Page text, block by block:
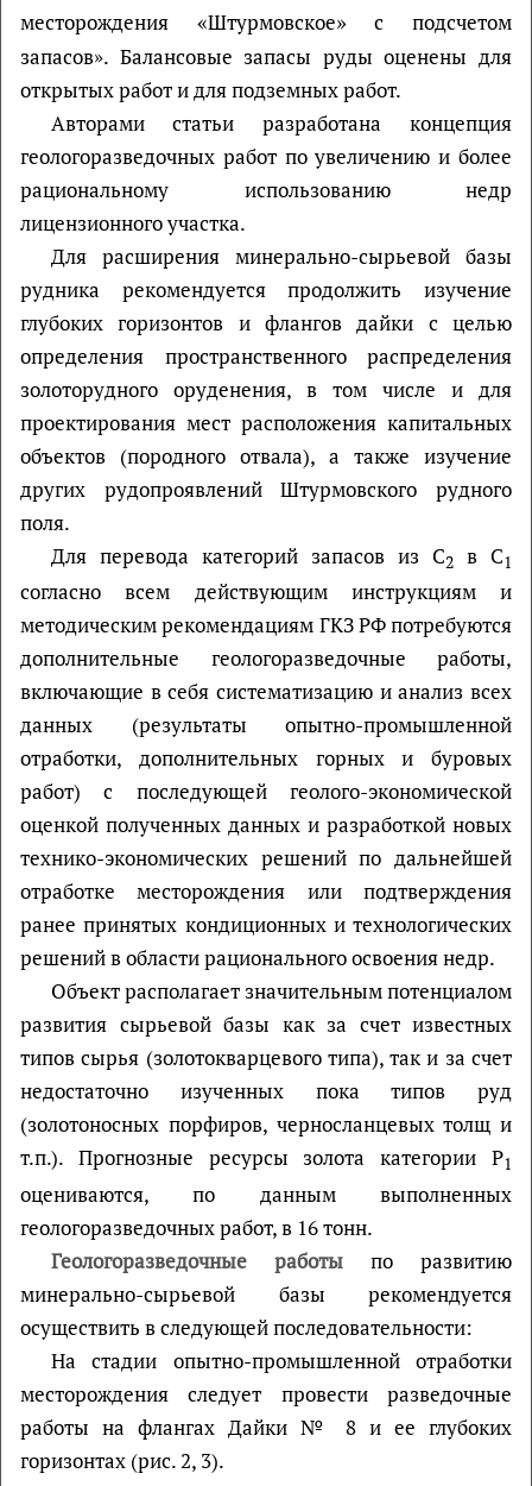
месторождения «Штурмовское»с подсчетом
запасов». Балансовые запасы руды оценены для
открытых работ и для подземных работ.
Авторами статьи разработана концепция
геологоразведочных работ по увеличению и более
рациональному использованию недр
лицензионного участка.
Для расширения минерально-сырьевой базы
рудника рекомендуется продолжить изучение
глубоких горизонтов и флангов дайки с целью
определения пространственного распределения
золоторудного оруденения, в том числе и для
проектирования мест расположения капитальных
объектов (породного отвала), а также изучение
других рудопроявлений Штурмовского рудного
поля.
Для перевода категорий запасов из С2в С1
согласно всем действующим инструкциям и
методическим рекомендациям ГКЗ РФ потребуются
дополнительные геологоразведочные работы,
включающие в себя систематизацию и анализ всех
данных (результаты опытно-промышленной
отработки, дополнительных горных и буровых
работ) с последующей геолого-экономической
оценкой полученных данных и разработкой новых
технико-экономических решений по дальнейшей
отработке месторождения или подтверждения
ранее принятых кондиционных и технологических
решений в области рационального освоения недр.
Объект располагает значительным потенциалом
развития сырьевой базы как за счет известных
типов сырья (золотокварцевого типа), так и за счет
недостаточно изученных пока типов руд
(золотоносных порфиров, черносланцевых толщ и
т.п.). Прогнозные ресурсы золота категории Р1
оцениваются, по данным выполненных
геологоразведочных работ, в 16 тонн.
Геологоразведочные работыпо развитию
минерально-сырьевой базы рекомендуется
осуществить в следующей последовательности:
На стадии опытно-промышленной отработки
месторождения следует провести разведочные
работы на флангах Дайки № 8 и ее глубоких
горизонтах (рис. 2, 3).